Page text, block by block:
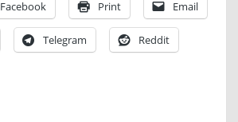
Facebook Print Email
Telegram Reddit